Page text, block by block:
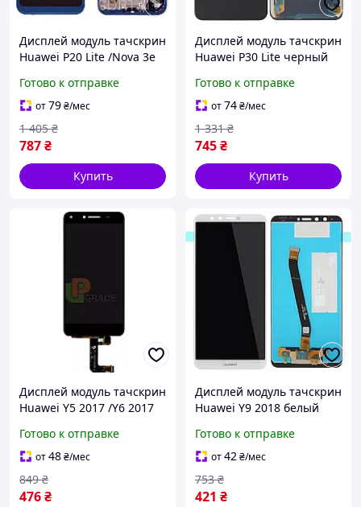
Дисплей модуль тачскрин
Huawei P20 Lite /Nova 3e
цвета Klein Blue
Готово к отправке
от79₴/мес
787₴
1 405 ₴
Купить
Дисплей модуль тачскрин
Huawei P30 Lite черный
Готово к отправке
от74₴/мес
745₴
1 331 ₴
Купить
Дисплей модуль тачскрин
Huawei Y5 2017 /Y6 2017
Готово к отправке
от48₴/мес
476₴
849 ₴
Дисплей модуль тачскрин
Huawei Y9 2018 белый
Готово к отправке
от42₴/мес
421 ₴
753 ₴